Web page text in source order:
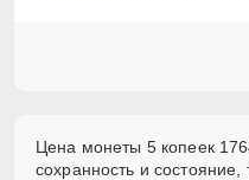
Цена монеты 5 копеек
сохранность и